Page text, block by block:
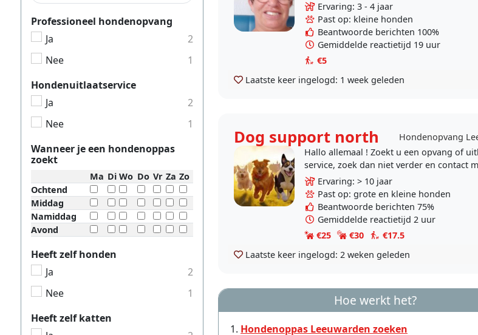
Ervaring: 3 - 4 jaar
Past op: kleine honden
Beantwoorde berichten 100%
Gemiddelde reactietijd 19 uur
€5
Laatste keer ingelogd: 1 week geleden
Dog support north
Hondenopvang
Hallo allemaal ! Zoekt u een opvang of uitlaat
service, zoek dan niet verder en contact met mij
Ervaring: > 10 jaar
Past op: grote en kleine honden
Beantwoorde berichten 75%
Gemiddelde reactietijd 2 uur
€25
€30
€17.5
Laatste keer ingelogd: 2 weken geleden
Hoe werkt het?
Hondenoppas Leeuwarden zoeken
Professioneel hondenopvang
Ja
2
Nee
1
Hondenuitlaatservice
Ja
2
Nee
1
Wanneer je een hondenoppas
zoekt
Ma Di Wo Do Vr Za Zo
Ochtend
Middag
Namiddag
Avond
Heeft zelf honden
Ja
2
Nee
1
Heeft zelf katten